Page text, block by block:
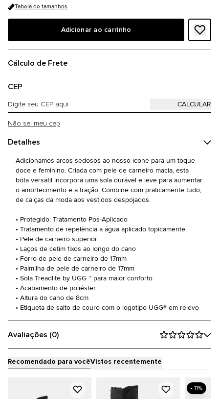
Tabela de tamanhos
Adicionar ao carrinho
Cálculo de Frete
CEP
Não sei meu cep
Detalhes
Adicionamos arcos sedosos ao nosso ícone para um toque
doce e feminino. Criada com pele de carneiro macia, esta
bota versátil incorpora uma sola durável e leve para aumentar
o amortecimento e a tração. Combine com praticamente tudo,
de calças da moda aos vestidos despojados.
• Protegido: Tratamento Pós-Aplicado
• Tratamento de repelência a água aplicado topicamente
• Pele de carneiro superior
• Laços de cetim fixos ao longo do cano
• Forro de pele de carneiro de 17mm
• Palmilha de pele de carneiro de 17mm
• Sola Treadlite by UGG ™ para maior conforto
• Acabamento de poliéster
• Altura do cano de 8cm
• Etiqueta de salto de couro com o logotipo UGG® em relevo
Avaliações (0)
Recomendado para vocêVistos recentemente
- 11%